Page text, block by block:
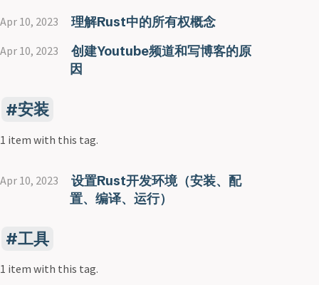
Apr 10, 2023 理解Rust中的所有权概念
Apr 10, 2023
创建Youtube频道和写博客的原
因
安装
1 item with this tag.
Apr 10, 2023
设置Rust开发环境（安装、配
置、编译、运行）
工具
1 item with this tag.